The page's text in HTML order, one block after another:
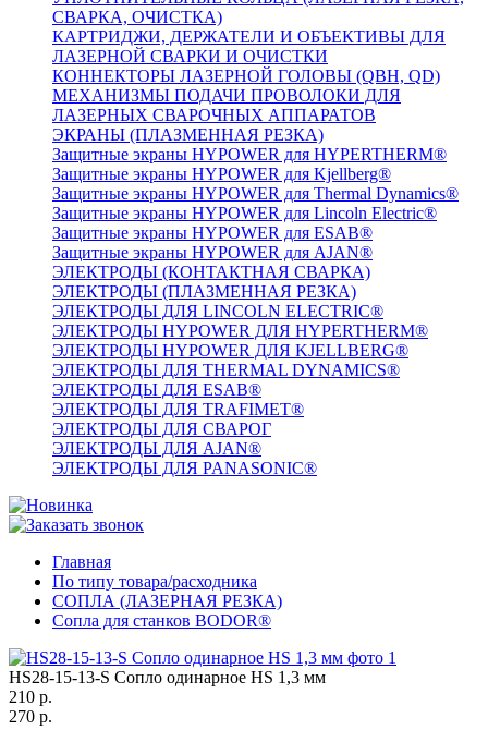
СВАРКА, ОЧИСТКА)
КАРТРИДЖИ, ДЕРЖАТЕЛИ И ОБЪЕКТИВЫ ДЛЯ
ЛАЗЕРНОЙ СВАРКИ И ОЧИСТКИ
КОННЕКТОРЫ ЛАЗЕРНОЙ ГОЛОВЫ (QBH, QD)
МЕХАНИЗМЫ ПОДАЧИ ПРОВОЛОКИ ДЛЯ
ЛАЗЕРНЫХ СВАРОЧНЫХ АППАРАТОВ
ЭКРАНЫ (ПЛАЗМЕННАЯ РЕЗКА)
Защитные экраны HYPOWER для HYPERTHERM®
Защитные экраны HYPOWER для Kjellberg®
Защитные экраны HYPOWER для Thermal Dynamics®
Защитные экраны HYPOWER для Lincoln Electric®
Защитные экраны HYPOWER для ESAB®
Защитные экраны HYPOWER для AJAN®
ЭЛЕКТРОДЫ (КОНТАКТНАЯ СВАРКА)
ЭЛЕКТРОДЫ (ПЛАЗМЕННАЯ РЕЗКА)
ЭЛЕКТРОДЫ ДЛЯ LINCOLN ELECTRIC®
ЭЛЕКТРОДЫ HYPOWER ДЛЯ HYPERTHERM®
ЭЛЕКТРОДЫ HYPOWER ДЛЯ KJELLBERG®
ЭЛЕКТРОДЫ ДЛЯ THERMAL DYNAMICS®
ЭЛЕКТРОДЫ ДЛЯ ESAB®
ЭЛЕКТРОДЫ ДЛЯ TRAFIMET®
ЭЛЕКТРОДЫ ДЛЯ СВАРОГ
ЭЛЕКТРОДЫ ДЛЯ AJAN®
ЭЛЕКТРОДЫ ДЛЯ PANASONIC®
Главная
По типу товара/расходника
СОПЛА (ЛАЗЕРНАЯ РЕЗКА)
Сопла для станков BODOR®
HS28-15-13-S Сопло одинарное HS 1,3 мм
210 р.
270 р.